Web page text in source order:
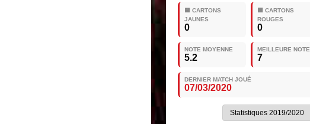
🟨 CARTONS
JAUNES
0
🟥 CARTONS
ROUGES
0
NOTE MOYENNE
5.2
MEILLEURE NOTE
7
DERNIER MATCH JOUÉ
07/03/2020